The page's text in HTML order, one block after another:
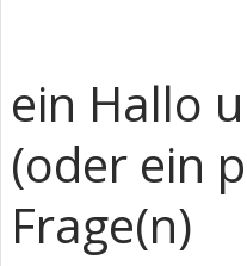
ein Hallo
(oder ein
Frage(n)